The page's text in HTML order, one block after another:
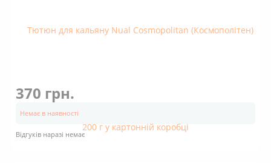
370 грн.
Немає в наявності
Відгуків наразі немає